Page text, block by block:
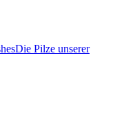
Die Pilze unserer